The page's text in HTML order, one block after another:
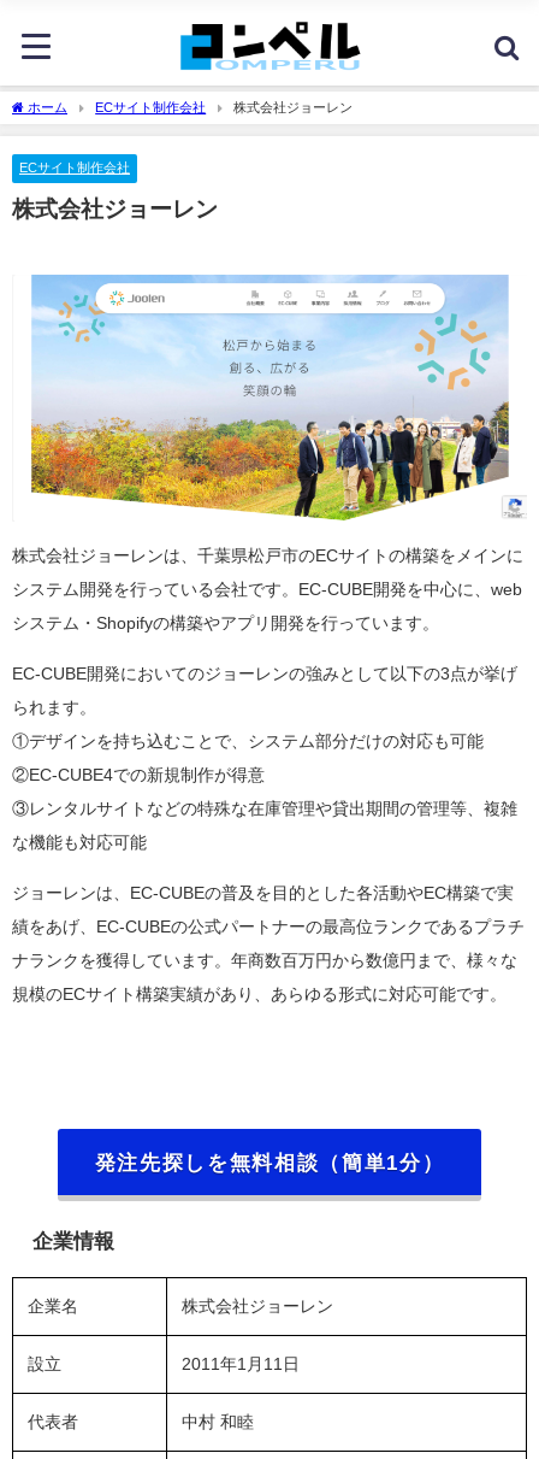
ホーム ECサイト制作会社 株式会社ジョーレン
ECサイト制作会社
株式会社ジョーレン
株式会社ジョーレンは、千葉県松戸市のECサイトの構築をメインに
システム開発を行っている会社です。EC-CUBE開発を中心に、web
システム・Shopifyの構築やアプリ開発を行っています。
EC-CUBE開発においてのジョーレンの強みとして以下の3点が挙げ
られます。
①デザインを持ち込むことで、システム部分だけの対応も可能
②EC-CUBE4での新規制作が得意
③レンタルサイトなどの特殊な在庫管理や貸出期間の管理等、複雑
な機能も対応可能
ジョーレンは、EC-CUBEの普及を目的とした各活動やEC構築で実
績をあげ、EC-CUBEの公式パートナーの最高位ランクであるプラチ
ナランクを獲得しています。年商数百万円から数億円まで、様々な
規模のECサイト構築実績があり、あらゆる形式に対応可能です。
発注先探しを無料相談（簡単1分）
企業情報
企業名 株式会社ジョーレン
設立 2011年1月11日
代表者 中村 和睦